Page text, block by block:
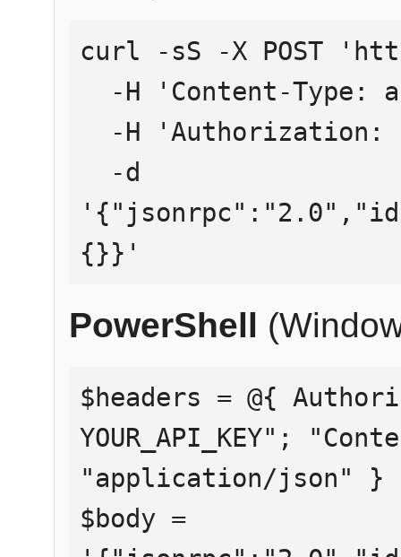
curl -sS -X POST
{}}'
PowerShell
$headers = @{
YOUR_API_KEY";
"application/json" }
$body =